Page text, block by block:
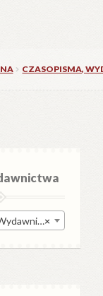
CZASOPISMA,
×
ciągłe (1 247)